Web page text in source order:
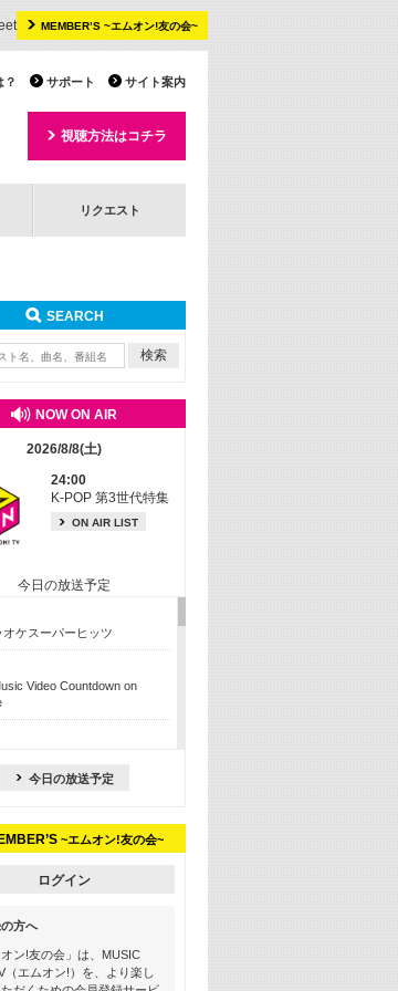
MEMBER’S ~エムオン!友の会~
サイト案内
サポート
？
視聴方法はコチラ
リクエスト
SEARCH
NOW ON AIR
2026/8/8(土)
24:00
K-POP 第3世代特集
ON AIR LIST
今日の放送予定
オケスーパーヒッツ
Video Countdown on
ラオケカウントダウン 50
男dism特集
! この夏聴きたい! サマーソン
ー【歌詞入り】
今日の放送予定
~エムオン!友の会~
ログイン
方へ
オン!友の会」は、MUSIC
（エムオン!）を、より楽し